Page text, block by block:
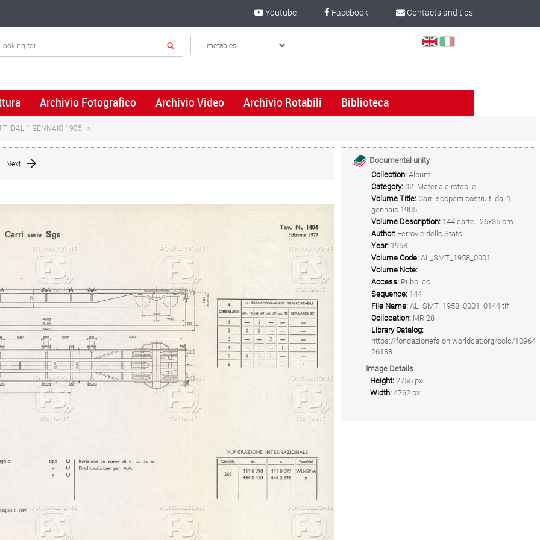
Contacts and tips
Facebook
Youtube
Select
Archivio Fotografico Archivio Video Archivio Rotabili Biblioteca
DAL 1 GENNAIO 1905
Next
Documental unity
Collection: Album
Category: 02. Materiale rotabile
Volume Title: Carri scoperti costruiti dal 1
gennaio 1905
Volume Description: 144 carte ; 26x35 cm
Author: Ferrovie dello Stato
Year: 1958
Volume Code: AL_SMT_1958_0001
Volume Note:
Access: Pubblico
Sequence: 144
File Name: AL_SMT_1958_0001_0144.tif
Collocation: MR.28
Library Catalog:
https://fondazionefs.on.worldcat.org/oclc/10964
26138
Image Details
Height: 2755 px
Width: 4762 px